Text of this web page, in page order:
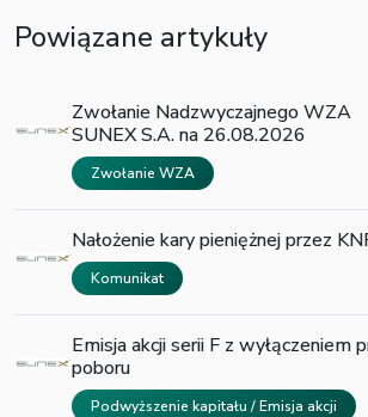
Powiązane artykuły
Zwołanie Nadzwyczajnego WZA
SUNEX S.A. na 26.08.2026
Zwołanie WZA
Nałożenie kary pieniężnej przez
Komunikat
Emisja akcji serii F z wyłączeniem
poboru
Podwyższenie kapitału / Emisja akcji